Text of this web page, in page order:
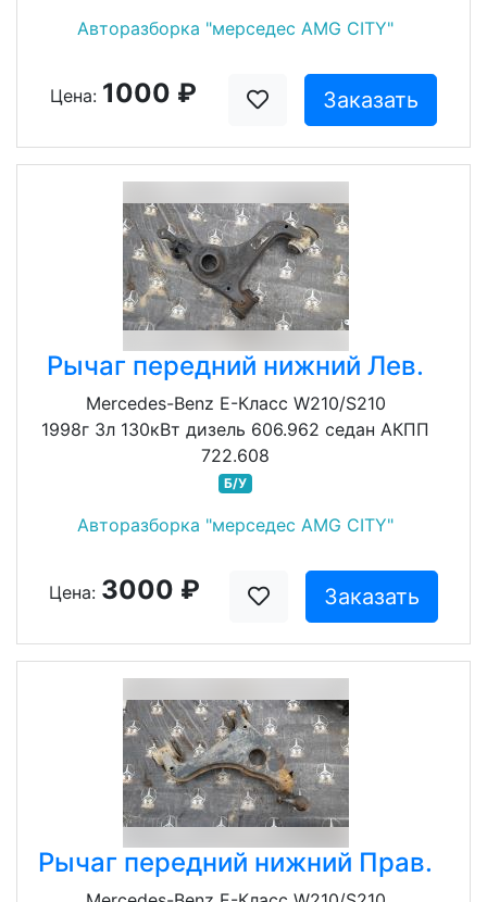
Авторазборка "мерседес AMG CITY"
Цена: 1000 ₽ Заказать
Рычаг передний нижний Лев.
Mercedes-Benz E-Класс W210/S210
1998г 3л 130кВт дизель 606.962 седан АКПП
722.608
Б/У
Авторазборка "мерседес AMG CITY"
Цена: 3000 ₽ Заказать
Рычаг передний нижний Прав.